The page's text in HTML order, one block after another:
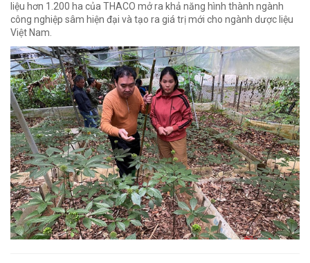
liệu hơn 1.200 ha của THACO mở ra khả năng hình thành ngành
công nghiệp sâm hiện đại và tạo ra giá trị mới cho ngành dược liệu
Việt Nam.